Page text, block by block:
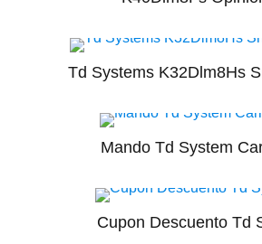
Td Systems K32Dlm8Hs
Mando Td System
Cupon Descuento Td